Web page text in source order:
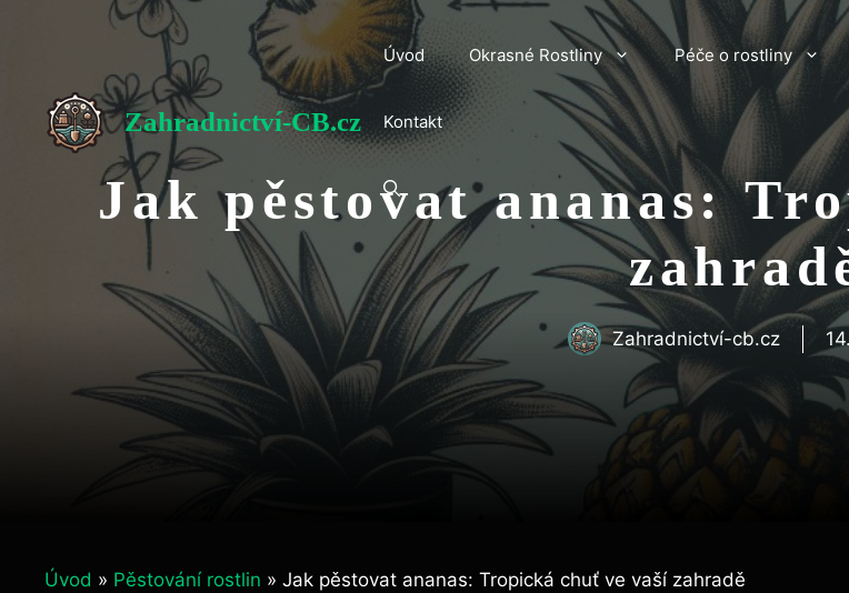
Zahradnictví-CB.cz
Úvod Okrasné Rostliny Péče o rostliny
Kontakt
Jak pěstovat ananas:
Zahradnictví-cb.cz
Úvod » Pěstování rostlin » Jak pěstovat ananas: Tropická chuť ve vaší zahradě